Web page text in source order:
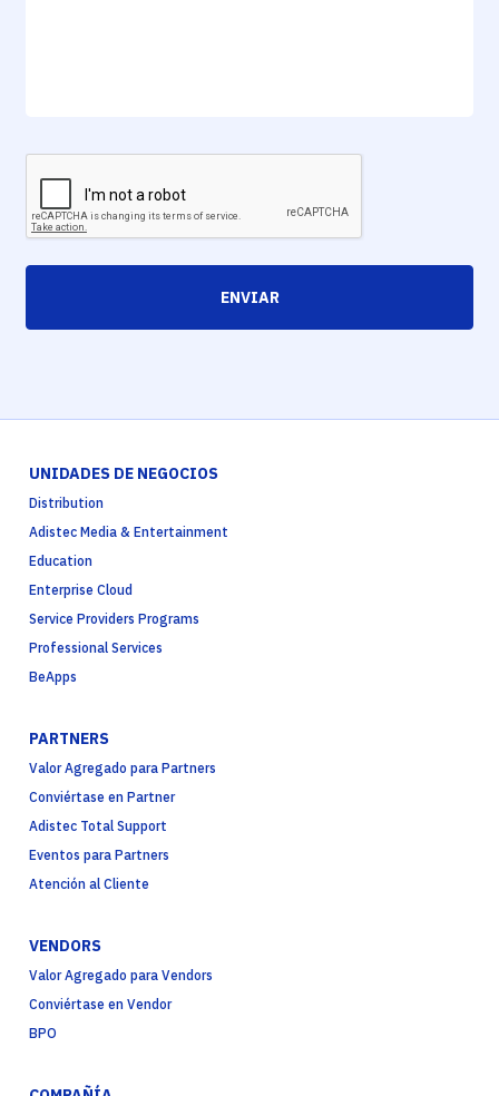
ENVIAR
UNIDADES DE NEGOCIOS
Distribution
Adistec Media & Entertainment
Education
Enterprise Cloud
Service Providers Programs
Professional Services
BeApps
PARTNERS
Valor Agregado para Partners
Conviértase en Partner
Adistec Total Support
Eventos para Partners
Atención al Cliente
VENDORS
Valor Agregado para Vendors
Conviértase en Vendor
BPO